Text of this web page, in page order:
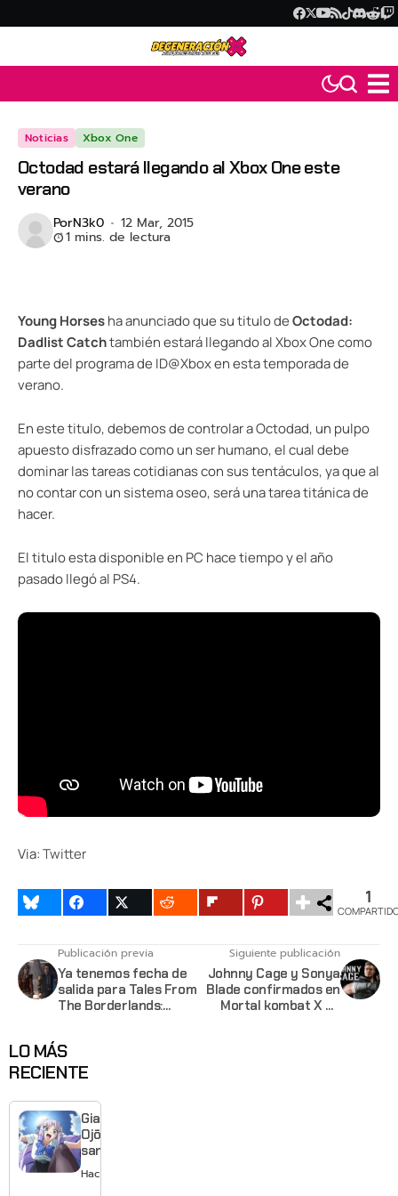
Noticias Xbox One
Octodad estará llegando al Xbox One este
verano
PorN3k0 12 Mar, 2015
1 mins. de lectura
Young Horsesha anunciado que su titulo deOctodad:
Dadlist Catchtambién estará llegando al Xbox One como
parte del programa de ID@Xbox en esta temporada de
verano.
En este titulo, debemos de controlar a Octodad, un pulpo
apuesto disfrazado como un ser humano, el cual debe
dominar las tareas cotidianas con sus tentáculos, ya que al
no contar con un sistema oseo, será una tarea titánica de
hacer.
El titulo esta disponible en PC hace tiempo y el año
pasado llegó al PS4.
Via:Twitter
1
Publicación previa
Ya tenemos fecha de
salida para Tales From
The Borderlands:
Siguiente publicación
Johnny Cage y Sonya
Blade confirmados en
Mortal kombat X en
LO MÁS
RECIENTE
Giant
Ojō-
sama
revela
visual y
Hace 1 día